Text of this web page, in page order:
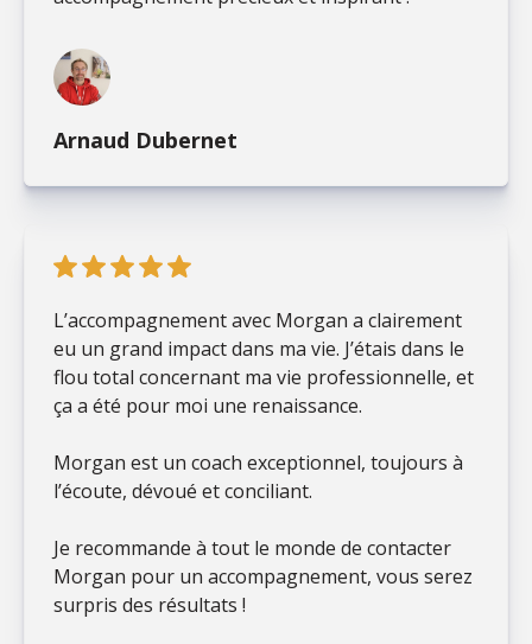
Arnaud Dubernet
L’accompagnement avec Morgan a clairement
eu un grand impact dans ma vie. J’étais dans le
flou total concernant ma vie professionnelle, et
ça a été pour moi une renaissance.
Morgan est un coach exceptionnel, toujours à
l’écoute, dévoué et conciliant.
Je recommande à tout le monde de contacter
Morgan pour un accompagnement, vous serez
surpris des résultats !